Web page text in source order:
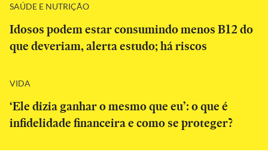
SAÚDE E NUTRIÇÃO
Idosos podem estar consumindo menos B12 do
que deveriam, alerta estudo; há riscos
VIDA
‘Ele dizia ganhar o mesmo que eu’: o que é
infidelidade financeira e como se proteger?